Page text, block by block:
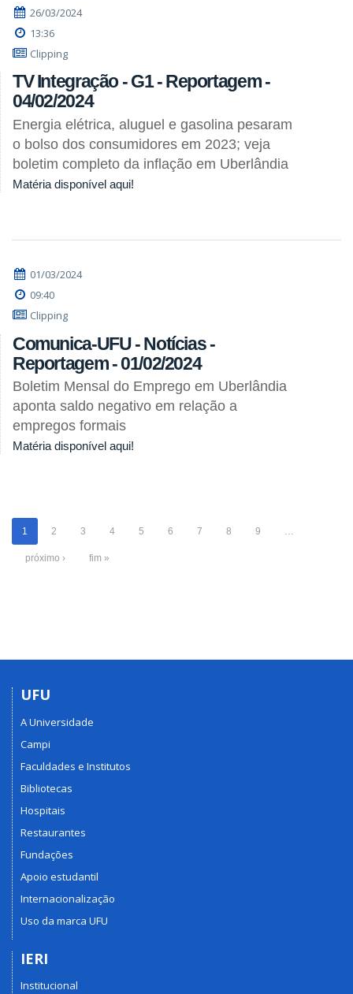
26/03/2024
13:36
Clipping
TV Integração - G1 - Reportagem -
04/02/2024
Energia elétrica, aluguel e gasolina pesaram
o bolso dos consumidores em 2023; veja
boletim completo da inflação em Uberlândia
Matéria disponível aqui!
01/03/2024
09:40
Clipping
Comunica-UFU - Notícias -
Reportagem - 01/02/2024
Boletim Mensal do Emprego em Uberlândia
aponta saldo negativo em relação a
empregos formais
Matéria disponível aqui!
1 2 3 4 5 6 7 8 9 …
próximo › fim »
UFU
A Universidade
Campi
Faculdades e Institutos
Bibliotecas
Hospitais
Restaurantes
Fundações
Apoio estudantil
Internacionalização
Uso da marca UFU
IERI
Institucional